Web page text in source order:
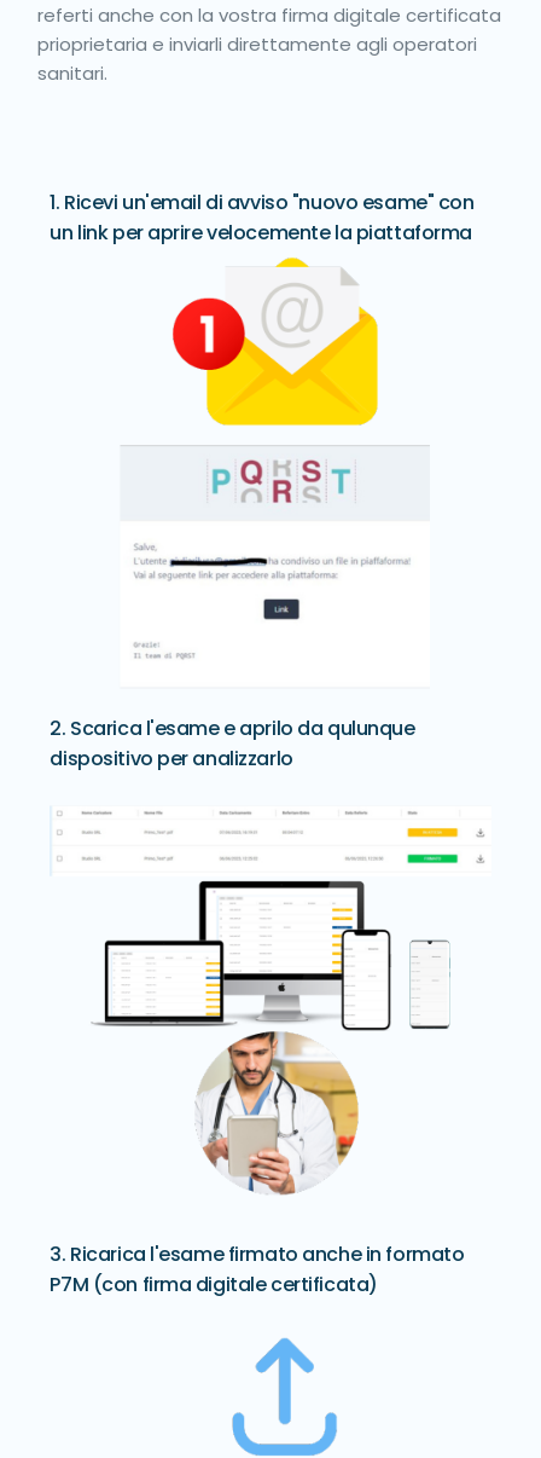
referti anche con la vostra firma digitale certificata
prioprietaria e inviarli direttamente agli operatori
sanitari.
1. Ricevi un'email di avviso "nuovo esame" con
un link per aprire velocemente la piattaforma
2. Scarica l'esame e aprilo da qulunque
dispositivo per analizzarlo
3. Ricarica l'esame firmato anche in formato
P7M (con firma digitale certificata)